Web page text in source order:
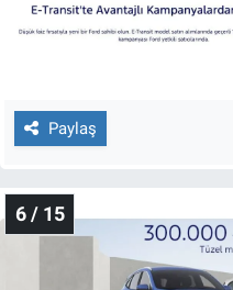
Paylaş
6 / 15